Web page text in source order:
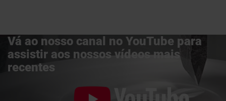
Vá ao nosso canal no YouTube para
assistir aos nossos vídeos mais
recentes